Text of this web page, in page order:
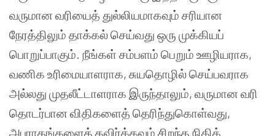
வருமான வரியைத் துல்லியமாகவும் சரியான
நேரத்திலும் தாக்கல் செய்வது ஒரு முக்கியப்
பொறுப்பாகும். நீங்கள் சம்பளம் பெறும் ஊழியராக,
வணிக உரிமையாளராக, சுயதொழில் செய்பவராக
அல்லது முதலீட்டாளராக இருந்தாலும், வருமான வரி
தொடர்பான விதிகளைத் தெரிந்துகொள்வது,
அபராதங்களைத் தவிர்க்கவும் சிறந்த நிதித்